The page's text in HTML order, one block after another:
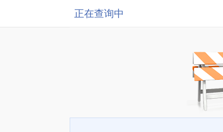
正在查询中